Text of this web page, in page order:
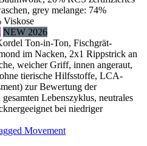
grey melange: 74%
Viskose
NEW 2026
Ton-in-Ton, Fischgrät-
im Nacken, 2x1 Rippstrick an
weicher Griff, innen angeraut,
tierische Hilfsstoffe, LCA-
zur Bewertung der
Lebenszyklus, neutrales
bei niedriger
Movement